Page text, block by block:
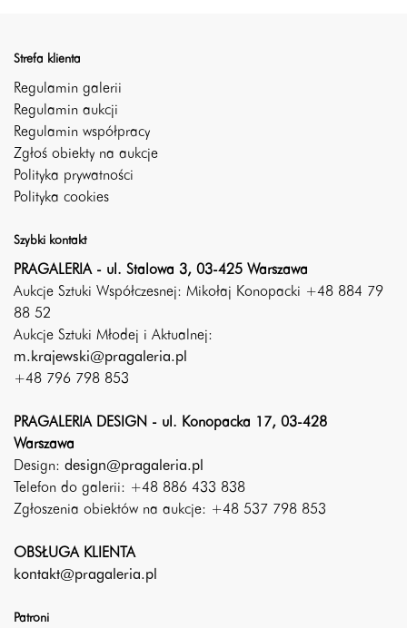
Strefa klienta
Regulamin galerii
Regulamin aukcji
Regulamin współpracy
Zgłoś obiekty na aukcje
Polityka prywatności
Polityka cookies
Szybki kontakt
PRAGALERIA - ul. Stalowa 3, 03-425 Warszawa
Aukcje Sztuki Współczesnej: Mikołaj Konopacki +48 884 79
88 52
Aukcje Sztuki Młodej i Aktualnej:
m.krajewski@pragaleria.pl
+48 796 798 853
PRAGALERIA DESIGN - ul. Konopacka 17, 03-428
Warszawa
Design: design@pragaleria.pl
Telefon do galerii: +48 886 433 838
Zgłoszenia obiektów na aukcje: +48 537 798 853
OBSŁUGA KLIENTA
kontakt@pragaleria.pl
Patroni